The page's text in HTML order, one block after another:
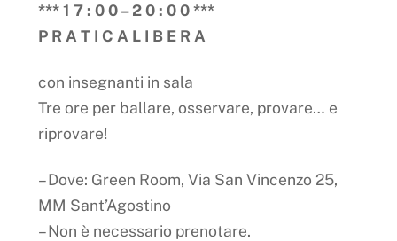
*** 1 7 : 0 0 – 2 0 : 0 0 ***
P R A T I C A L I B E R A
con insegnanti in sala
Tre ore per ballare, osservare, provare… e
riprovare!
– Dove: Green Room, Via San Vincenzo 25,
MM Sant’Agostino
– Non è necessario prenotare.